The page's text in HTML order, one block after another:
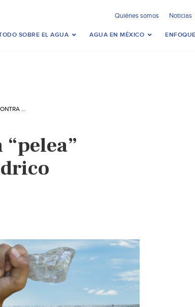
Quiénes somos Noticias
SOBRE EL AGUA AGUA EN MÉXICO
MÉXICO- HEINEKEN “PELEA” CONTRA EL ESTRÉS HÍDRICO (ENERGY21)